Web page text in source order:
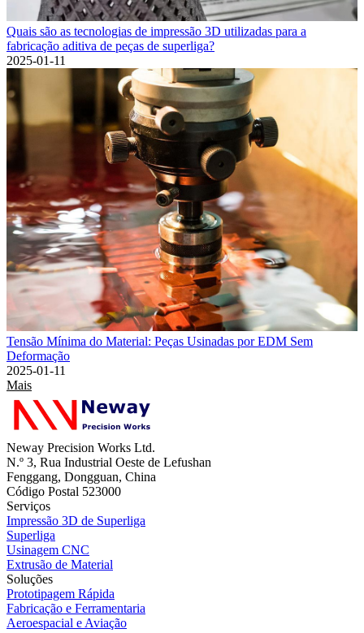
Quais são as tecnologias de impressão 3D utilizadas para a
fabricação aditiva de peças de superliga?
2025-01-11
Tensão Mínima do Material: Peças Usinadas por EDM Sem
Deformação
2025-01-11
Mais
Neway Precision Works Ltd.
N.º 3, Rua Industrial Oeste de Lefushan
Fenggang, Dongguan, China
Código Postal 523000
Serviços
Impressão 3D de Superliga
Superliga
Usinagem CNC
Extrusão de Material
Soluções
Prototipagem Rápida
Fabricação e Ferramentaria
Aeroespacial e Aviação